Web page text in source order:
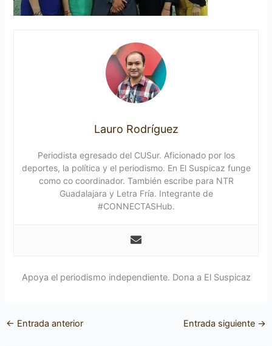
Lauro Rodríguez
Periodista egresado del CUSur. Aficionado por los
deportes, la política y el periodismo. En El Suspicaz funge
como co coordinador. También escribe para NTR
Guadalajara y Letra Fría. Integrante de
#CONNECTASHub.
Apoya el periodismo independiente. Dona a El Suspicaz
← Entrada anterior Entrada siguiente →